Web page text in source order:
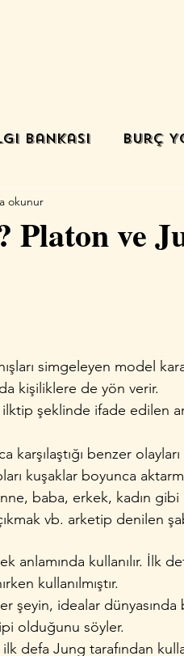
Bankası Burç
Platon ve
okunur
simgeleyen model
kişiliklere de yön verir.
ilktip şeklinde ifade
benzer
kuşaklar boyunca
baba, erkek, kadın
vb. arketip denilen
anlamında kullanılır. İlk
kullanılmıştır.
şeyin, idealar
olduğunu söyler.
defa Jung tarafından